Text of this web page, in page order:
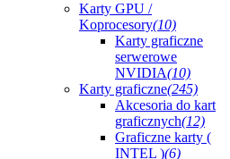
Karty GPU /
Koprocesory(10)
Karty graficzne
serwerowe
NVIDIA(10)
Karty graficzne(245)
Akcesoria do kart
graficznych(12)
Graficzne karty (
INTEL )(6)